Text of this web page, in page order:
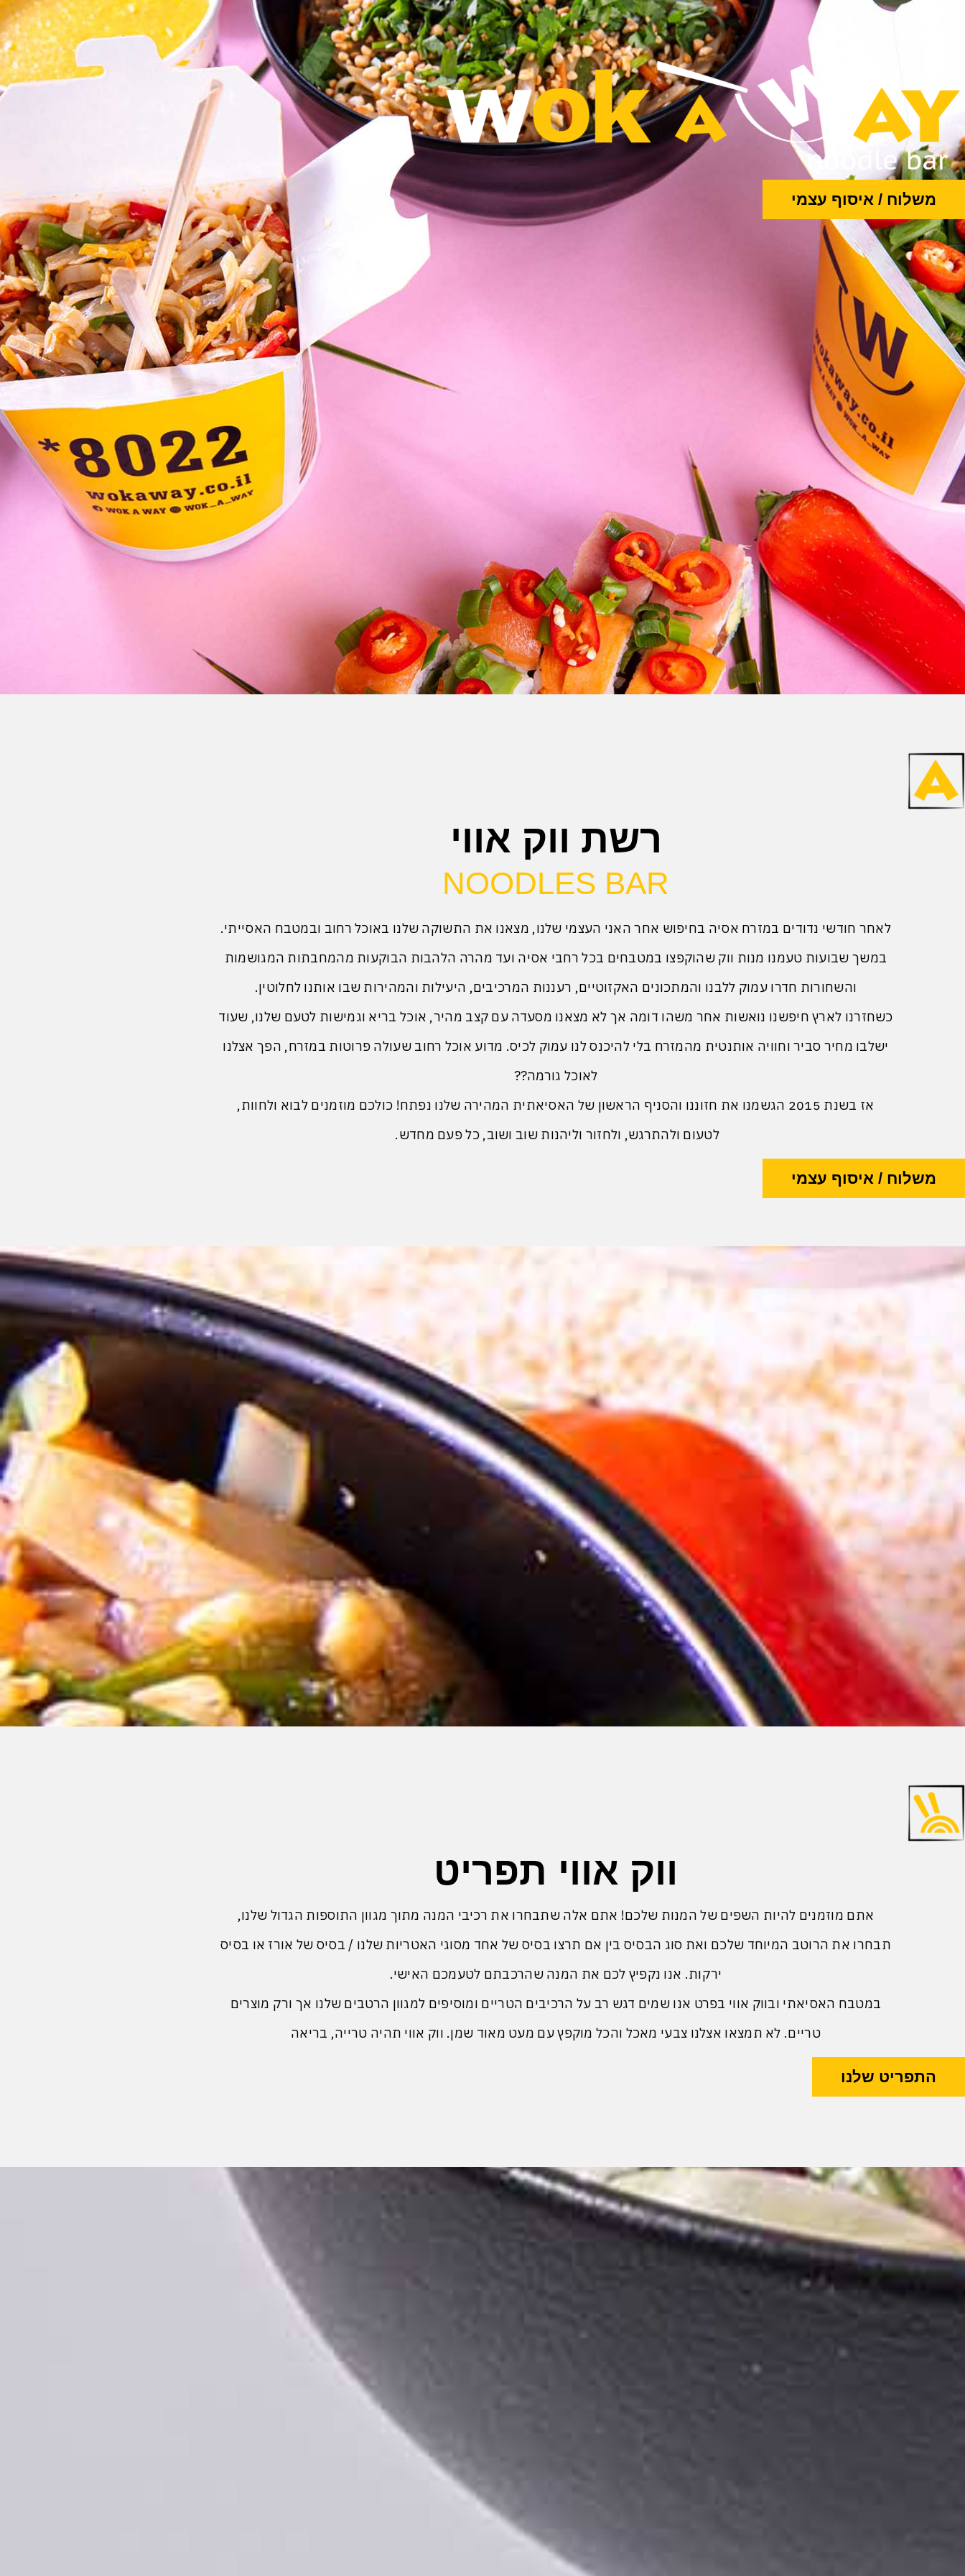
משלוח / איסוף עצמי
רשת ווק אווי
NOODLES BAR
לאחר חודשי נדודים במזרח אסיה בחיפוש אחר האני העצמי שלנו, מצאנו את התשוקה שלנו באוכל רחוב ובמטבח האסייתי.
במשך שבועות טעמנו מנות ווק שהוקפצו במטבחים בכל רחבי אסיה ועד מהרה הלהבות הבוקעות מהמחבתות המגושמות
והשחורות חדרו עמוק ללבנו והמתכונים האקזוטיים, רעננות המרכיבים, היעילות והמהירות שבו אותנו לחלוטין.
כשחזרנו לארץ חיפשנו נואשות אחר משהו דומה אך לא מצאנו מסעדה עם קצב מהיר, אוכל בריא וגמישות לטעם שלנו, שעוד
ישלבו מחיר סביר וחוויה אותנטית מהמזרח בלי להיכנס לנו עמוק לכיס. מדוע אוכל רחוב שעולה פרוטות במזרח, הפך אצלנו
לאוכל גורמה??
אז בשנת 2015 הגשמנו את חזוננו והסניף הראשון של האסיאתית המהירה שלנו נפתח! כולכם מוזמנים לבוא ולחוות,
לטעום ולהתרגש, ולחזור וליהנות שוב ושוב, כל פעם מחדש.
משלוח / איסוף עצמי
ווק אווי תפריט
אתם מוזמנים להיות השפים של המנות שלכם! אתם אלה שתבחרו את רכיבי המנה מתוך מגוון התוספות הגדול שלנו,
תבחרו את הרוטב המיוחד שלכם ואת סוג הבסיס בין אם תרצו בסיס של אחד מסוגי האטריות שלנו / בסיס של אורז או בסיס
ירקות. אנו נקפיץ לכם את המנה שהרכבתם לטעמכם האישי.
במטבח האסיאתי ובווק אווי בפרט אנו שמים דגש רב על הרכיבים הטריים ומוסיפים למגוון הרטבים שלנו אך ורק מוצרים
טריים. לא תמצאו אצלנו צבעי מאכל והכל מוקפץ עם מעט מאוד שמן. ווק אווי תהיה טרייה, בריאה
התפריט שלנו